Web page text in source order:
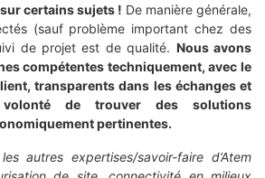
certains sujets ! De manière générale,
(sauf problème important chez des
de projet est de qualité. Nous avons
compétentes techniquement, avec le
transparents dans les échanges et
de trouver des solutions
pertinentes.
autres expertises/savoir-faire d’Atem